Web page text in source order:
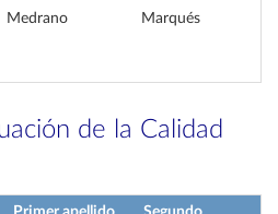
Medrano Marqués
de la Calidad